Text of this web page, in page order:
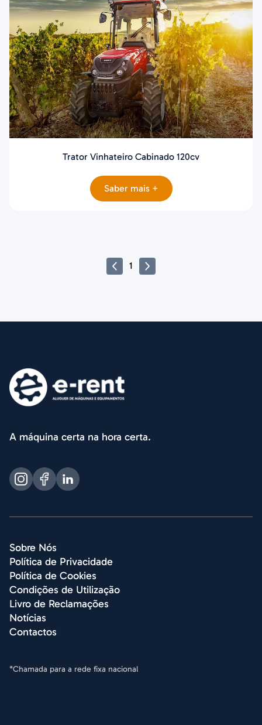
Trator Vinhateiro Cabinado 120cv
Saber mais +
1
A máquina certa na hora certa.
Sobre Nós
Política de Privacidade
Política de Cookies
Condições de Utilização
Livro de Reclamações
Notícias
Contactos
*Chamada para a rede fixa nacional